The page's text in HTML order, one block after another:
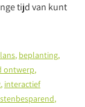
tijd van kunt
, beplanting,
ontwerp,
, interactief
,